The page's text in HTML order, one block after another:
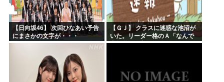
【日向坂46】 次回ひなあい予告
にまさかの文字が・・・
【ＧＪ】 クラスに迷惑な池沼が
いた。リーダー格のＡ「なんで
支援学級に入れないんです